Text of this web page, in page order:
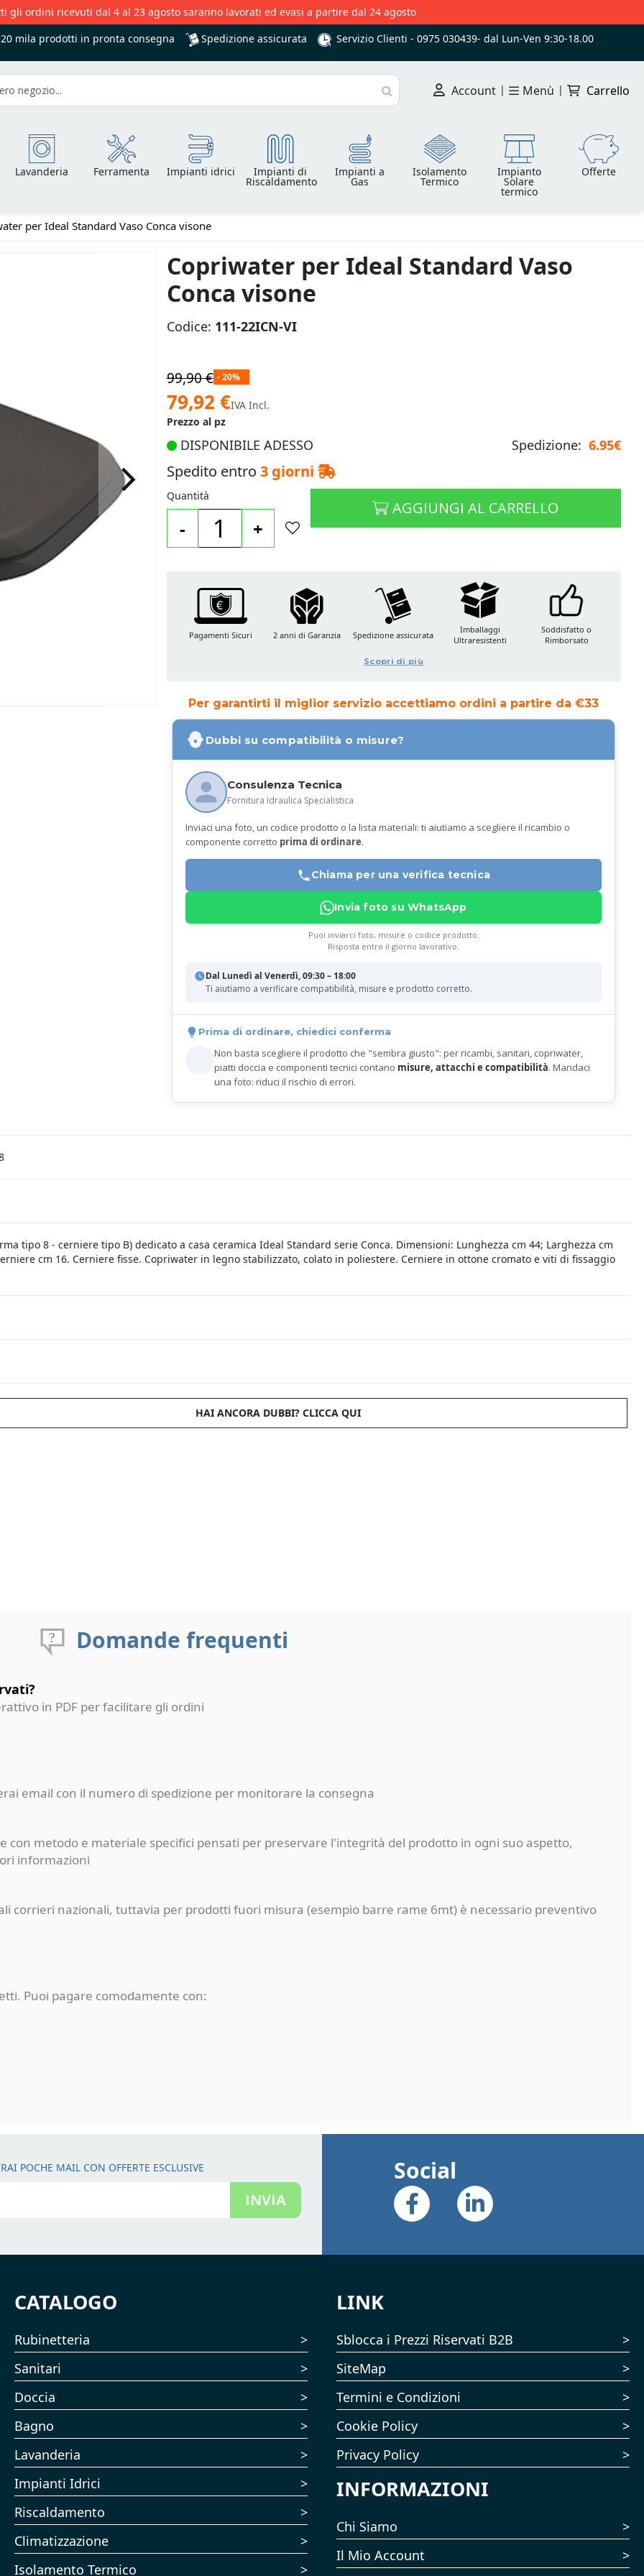
gli ordini ricevuti dal 4 al 23 agosto saranno lavorati ed evasi a partire dal 24 agosto
mila prodotti in pronta consegna Spedizione assicurata Servizio Clienti - 0975 030439- dal Lun-Ven 9:30-18.00
Cerca
Account | Menù | Carrello
Lavanderia Ferramenta Impianti idrici Impianti di
Riscaldamento
Impianti a
Gas
Isolamento
Termico
Impianto
Solare
termico
Offerte
per Ideal Standard Vaso Conca visone
Copriwater per Ideal Standard Vaso
Conca visone
Codice: 111-22ICN-VI
99,90 € - 20%
Prezzo
speciale
79,92 €IVA Incl.
Prezzo al pz
DISPONIBILE ADESSO Spedizione: 6.95€
Spedito entro 3 giorni
Quantità
- +
AGGIUNGI AL CARRELLO
Per garantirti il miglior servizio accettiamo ordini a partire da €33
Dubbi su compatibilità o misure?
Consulenza Tecnica
Fornitura Idraulica Specialistica
Inviaci una foto, un codice prodotto o la lista materiali: ti aiutiamo a scegliere il ricambio o
componente corretto prima di ordinare.
Chiama per una verifica tecnica
Invia foto su WhatsApp
Puoi inviarci foto, misure o codice prodotto.
Risposta entro il giorno lavorativo.
Dal Lunedì al Venerdì, 09:30 – 18:00
Ti aiutiamo a verificare compatibilità, misure e prodotto corretto.
Prima di ordinare, chiedici conferma
Non basta scegliere il prodotto che "sembra giusto": per ricambi, sanitari, copriwater,
piatti doccia e componenti tecnici contano misure, attacchi e compatibilità. Mandaci
una foto: riduci il rischio di errori.
Pagamenti Sicuri 2 anni di Garanzia Spedizione assicurata
Imballaggi
Ultraresistenti
Soddisfatto o
Rimborsato
Scopri di più
tipo 8 - cerniere tipo B) dedicato a casa ceramica Ideal Standard serie Conca. Dimensioni: Lunghezza cm 44; Larghezza cm
cm 16. Cerniere fisse. Copriwater in legno stabilizzato, colato in poliestere. Cerniere in ottone cromato e viti di fissaggio
HAI ANCORA DUBBI? CLICCA QUI
Domande frequenti
in PDF per facilitare gli ordini
email con il numero di spedizione per monitorare la consegna
con metodo e materiale specifici pensati per preservare l'integrità del prodotto in ogni suo aspetto,
informazioni
corrieri nazionali, tuttavia per prodotti fuori misura (esempio barre rame 6mt) è necessario preventivo
Puoi pagare comodamente con:
POCHE MAIL CON OFFERTE ESCLUSIVE
INVIA
Social
CATALOGO
Rubinetteria
Sanitari
Doccia
Bagno
Lavanderia
Impianti Idrici
Riscaldamento
Climatizzazione
Isolamento Termico
LINK
Sblocca i Prezzi Riservati B2B
SiteMap
Termini e Condizioni
Cookie Policy
Privacy Policy
INFORMAZIONI
Chi Siamo
Il Mio Account